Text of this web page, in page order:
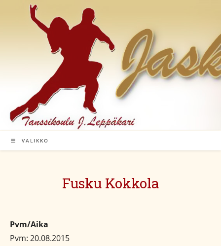
VALIKKO
Fusku Kokkola
Pvm/Aika
Pvm: 20.08.2015